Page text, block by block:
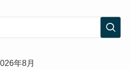
年8月